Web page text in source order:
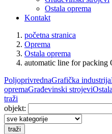
Ostala oprema
Kontakt
početna stranica
Oprema
Ostala oprema
automatic line for packing
PoljoprivrednaGrafička industrija
opremaGrađevinski strojevi
traži
objekt:
traži